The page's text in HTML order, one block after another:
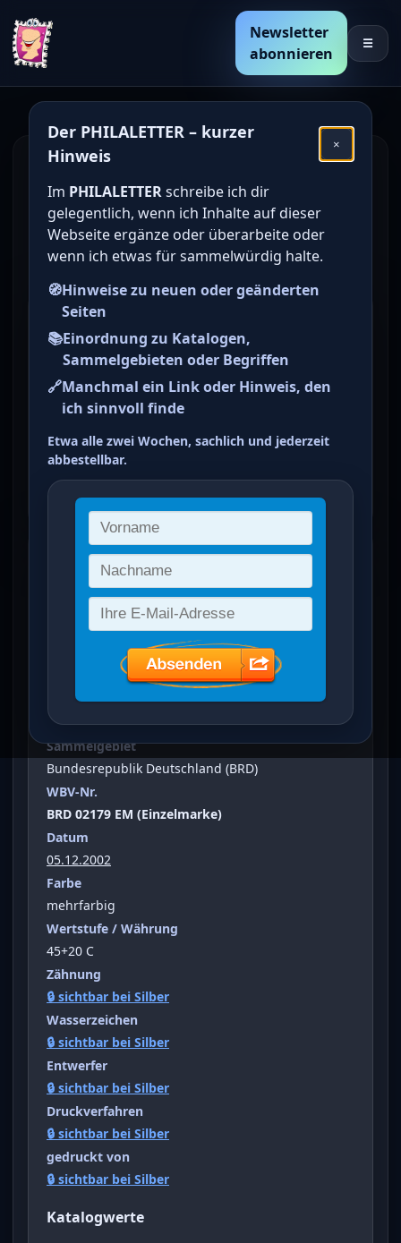
Newsletter
abonnieren
☰
Der PHILALETTER – kurzer
Hinweis
×
Im PHILALETTERschreibe ich dir
gelegentlich, wenn ich Inhalte auf dieser
Webseite ergänze oder überarbeite oder
wenn ich etwas für sammelwürdig halte.
🧭Hinweise zu neuen oder geänderten
Seiten
📚Einordnung zu Katalogen,
Sammelgebieten oder Begriffen
🔗Manchmal ein Link oder Hinweis, den
ich sinnvoll finde
Etwa alle zwei Wochen, sachlich und jederzeit
abbestellbar.
Den Katalogwert von
deutschen Briefmarken
online bestimmen /
ermitteln
Briefmarke zu
Bundesrepublik Deutschland
(BRD) Wohlfahrt: Oldtimer-
Automobile 45+20 C
mehrfarbig
ein Treffer von 37
Wohlfahrt: Oldtimer-Automobile
(45+20 C)
Vergrößertes Bild bei Klick auf Bild
Ausgabeanlass
Wohlfahrt: Oldtimer-Automobile
Sammelgebiet
Bundesrepublik Deutschland (BRD)
WBV-Nr.
BRD 02179 EM (Einzelmarke)
Datum
05.12.2002
Farbe
mehrfarbig
Wertstufe / Währung
45+20 C
Zähnung
🔒 sichtbar bei Silber
Wasserzeichen
🔒 sichtbar bei Silber
Entwerfer
🔒 sichtbar bei Silber
Druckverfahren
🔒 sichtbar bei Silber
gedruckt von
🔒 sichtbar bei Silber
Katalogwerte